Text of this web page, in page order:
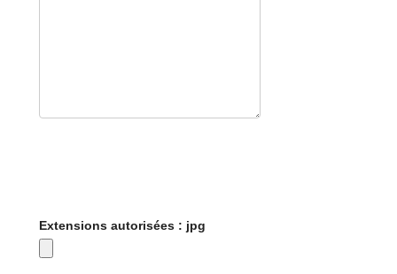
Extensions autorisées : jpg